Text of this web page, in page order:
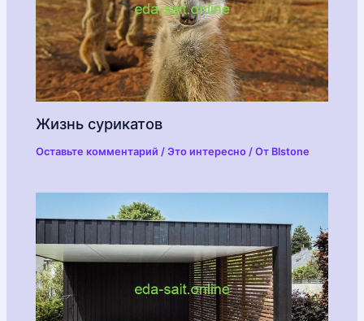
Жизнь сурикатов
Оставьте комментарий /Это интересно / От Blstone